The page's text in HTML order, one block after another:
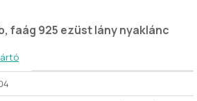
faág 925 ezüst lány nyaklánc